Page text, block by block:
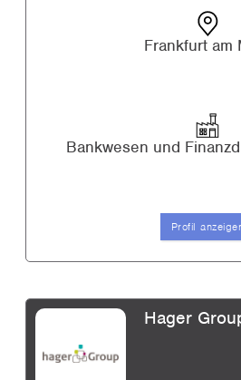
Frankfurt am
Bankwesen und
Profil
Hager